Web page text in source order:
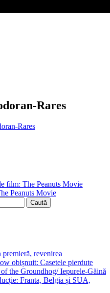
Rares
Rares
film: The Peanuts Movie
Peanuts Movie
revenirea
obișnuit: Casetele pierdute
the Groundhog/ Iepurele-Găină
Franta, Belgia și SUA,